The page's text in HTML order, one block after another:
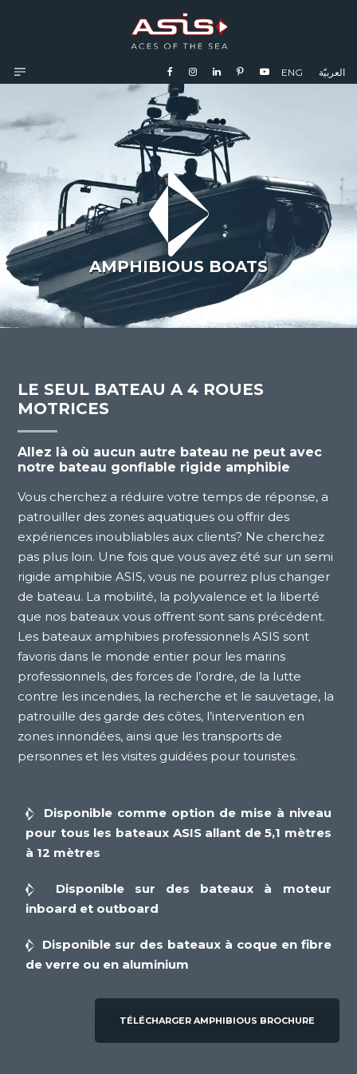
العربيّة ENG
AMPHIBIOUS BOATS
LE SEUL BATEAU A 4 ROUES
MOTRICES
Allez là où aucun autre bateau ne peut avec
notre bateau gonflable rigide amphibie
Vous cherchez a réduire votre temps de réponse, a
patrouiller des zones aquatiques ou offrir des
expériences inoubliables aux clients? Ne cherchez
pas plus loin. Une fois que vous avez été sur un semi
rigide amphibie ASIS, vous ne pourrez plus changer
de bateau. La mobilité, la polyvalence et la liberté
que nos bateaux vous offrent sont sans précédent.
Les bateaux amphibies professionnels ASIS sont
favoris dans le monde entier pour les marins
professionnels, des forces de l’ordre, de la lutte
contre les incendies, la recherche et le sauvetage, la
patrouille des garde des côtes, l’intervention en
zones innondées, ainsi que les transports de
personnes et les visites guidées pour touristes.
Disponible comme option de mise à niveau
pour tous les bateaux ASIS allant de 5,1 mètres
à 12 mètres
Disponible sur des bateaux à moteur
inboard et outboard
Disponible sur des bateaux à coque en fibre
de verre ou en aluminium
TÉLÉCHARGER AMPHIBIOUS BROCHURE